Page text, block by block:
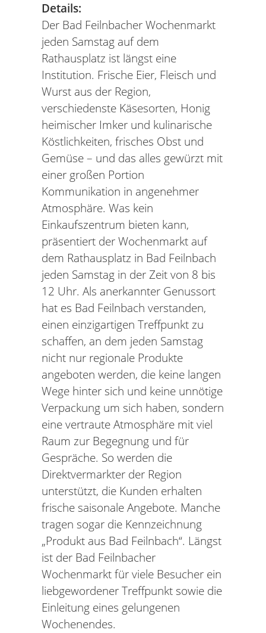
Details:
Der Bad Feilnbacher Wochenmarkt
jeden Samstag auf dem
Rathausplatz ist längst eine
Institution. Frische Eier, Fleisch und
Wurst aus der Region,
verschiedenste Käsesorten, Honig
heimischer Imker und kulinarische
Köstlichkeiten, frisches Obst und
Gemüse – und das alles gewürzt mit
einer großen Portion
Kommunikation in angenehmer
Atmosphäre. Was kein
Einkaufszentrum bieten kann,
präsentiert der Wochenmarkt auf
dem Rathausplatz in Bad Feilnbach
jeden Samstag in der Zeit von 8 bis
12 Uhr. Als anerkannter Genussort
hat es Bad Feilnbach verstanden,
einen einzigartigen Treffpunkt zu
schaffen, an dem jeden Samstag
nicht nur regionale Produkte
angeboten werden, die keine langen
Wege hinter sich und keine unnötige
Verpackung um sich haben, sondern
eine vertraute Atmosphäre mit viel
Raum zur Begegnung und für
Gespräche. So werden die
Direktvermarkter der Region
unterstützt, die Kunden erhalten
frische saisonale Angebote. Manche
tragen sogar die Kennzeichnung
„Produkt aus Bad Feilnbach“. Längst
ist der Bad Feilnbacher
Wochenmarkt für viele Besucher ein
liebgewordener Treffpunkt sowie die
Einleitung eines gelungenen
Wochenendes.